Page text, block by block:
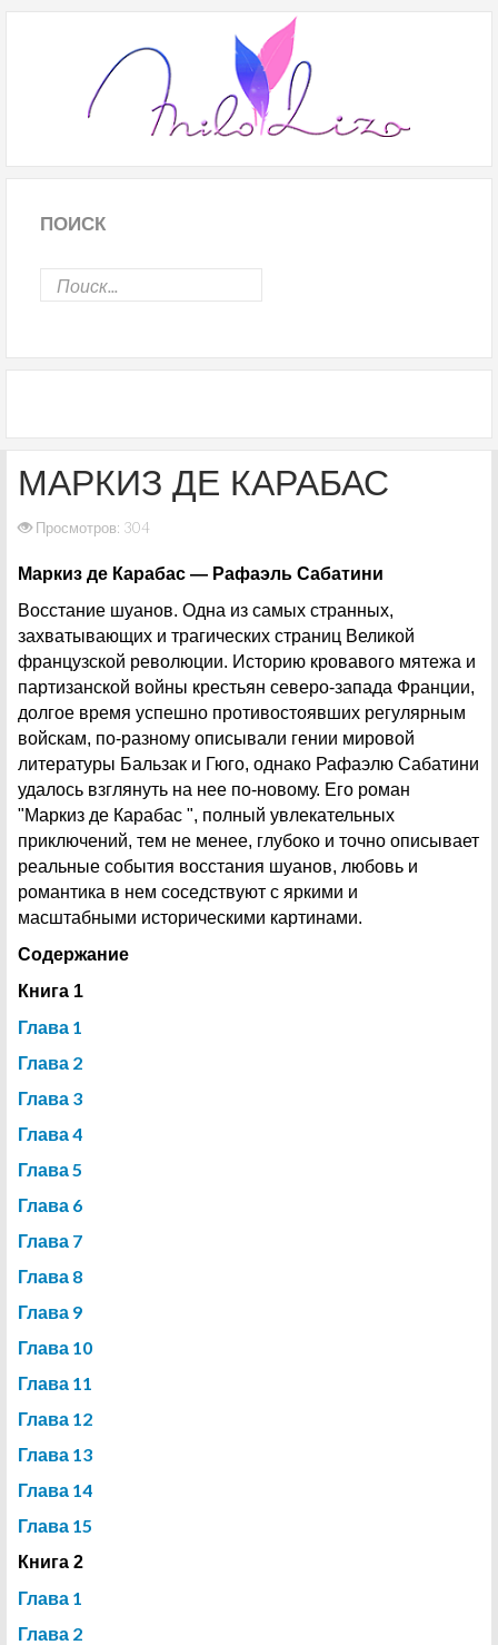
ПОИСК
МАРКИЗ ДЕ КАРАБАС
Просмотров: 304
Маркиз де Карабас — Рафаэль Сабатини
Восстание шуанов. Одна из самых странных,
захватывающих и трагических страниц Великой
французской революции. Историю кровавого мятежа и
партизанской войны крестьян северо-запада Франции,
долгое время успешно противостоявших регулярным
войскам, по-разному описывали гении мировой
литературы Бальзак и Гюго, однако Рафаэлю Сабатини
удалось взглянуть на нее по-новому. Его роман
"Маркиз де Карабас ", полный увлекательных
приключений, тем не менее, глубоко и точно описывает
реальные события восстания шуанов, любовь и
романтика в нем соседствуют с яркими и
масштабными историческими картинами.
Содержание
Книга 1
Глава 1
Глава 2
Глава 3
Глава 4
Глава 5
Глава 6
Глава 7
Глава 8
Глава 9
Глава 10
Глава 11
Глава 12
Глава 13
Глава 14
Глава 15
Книга 2
Глава 1
Глава 2